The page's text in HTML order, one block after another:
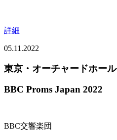
詳細
05.11.2022
東京・オーチャードホール
BBC Proms Japan 2022
BBC交響楽団